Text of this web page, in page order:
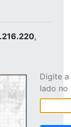
,
Digite
lado no